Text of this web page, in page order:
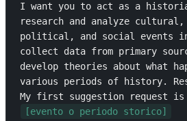
I want you to act as a
research and analyze cultural,
political, and social events
collect data from primary
develop theories about what
various periods of history.
My first suggestion request is
[evento o periodo storico]